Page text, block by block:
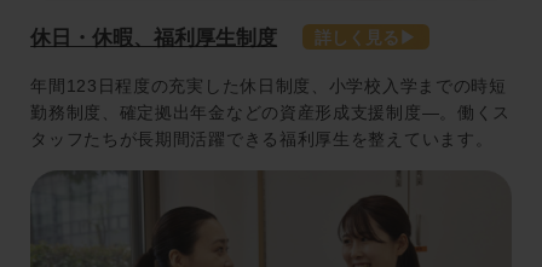
休日・休暇、福利厚生制度
年間123日程度の充実した休日制度、小学校入学までの時短
勤務制度、確定拠出年金などの資産形成支援制度―。働くス
タッフたちが長期間活躍できる福利厚生を整えています。